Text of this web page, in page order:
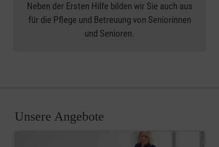
Neben der Ersten Hilfe bilden wir Sie auch aus
für die Pflege und Betreuung von Seniorinnen
und Senioren.
Unsere Angebote